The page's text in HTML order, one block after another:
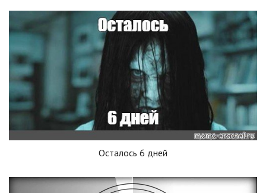
Осталось 6 дней